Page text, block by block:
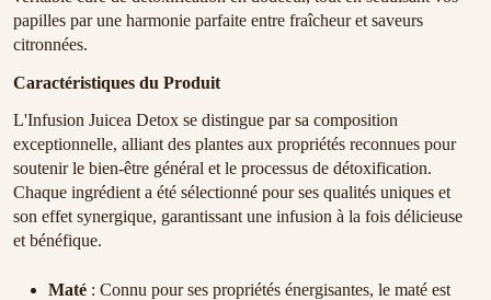
papilles par une harmonie parfaite entre fraîcheur et saveurs
citronnées.
Caractéristiques du Produit
L'Infusion Juicea Detox se distingue par sa composition
exceptionnelle, alliant des plantes aux propriétés reconnues pour
soutenir le bien-être général et le processus de détoxification.
Chaque ingrédient a été sélectionné pour ses qualités uniques et
son effet synergique, garantissant une infusion à la fois délicieuse
et bénéfique.
Maté : Connu pour ses propriétés énergisantes, le maté est